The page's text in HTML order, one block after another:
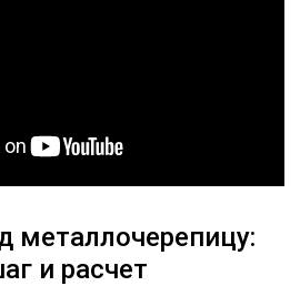
металлочерепицу:
и расчет